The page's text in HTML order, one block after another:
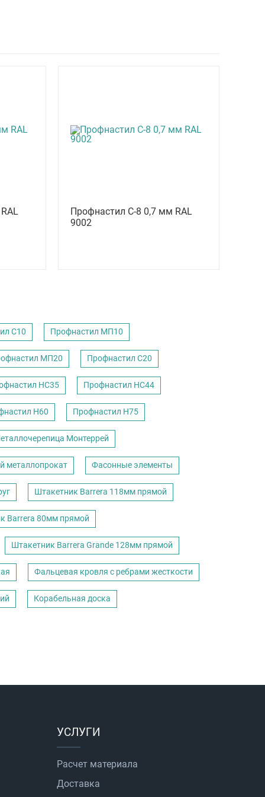
Профнастил С-8 0,7 мм RAL
9002
С10 Профнастил МП10
МП20 Профнастил С20
НС35 Профнастил НС44
Н60 Профнастил Н75
Монтеррей
металлопрокат Фасонные элементы
Штакетник Barrera 118мм прямой
Barrera 80мм прямой
Штакетник Barrera Grande 128мм прямой
Фальцевая кровля с ребрами жесткости
Корабельная доска
УСЛУГИ
Расчет материала
Доставка